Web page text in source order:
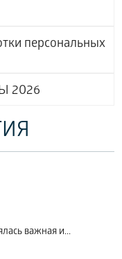
персональных
2026
важная и...